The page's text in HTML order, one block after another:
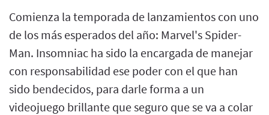
Comienza la temporada de lanzamientos con uno
de los más esperados del año: Marvel's Spider-
Man. Insomniac ha sido la encargada de manejar
con responsabilidad ese poder con el que han
sido bendecidos, para darle forma a un
videojuego brillante que seguro que se va a colar